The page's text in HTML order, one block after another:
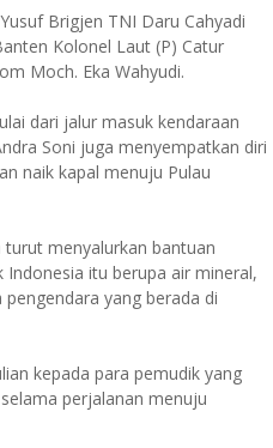
Brigjen TNI Daru Cahyadi
Kolonel Laut (P) Catur
Moch. Eka Wahyudi.
dari jalur masuk kendaraan
Soni juga menyempatkan diri
naik kapal menuju Pulau
menyalurkan bantuan
itu berupa air mineral,
yang berada di
kepada para pemudik yang
perjalanan menuju